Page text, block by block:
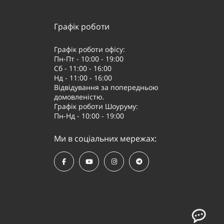
Графік роботи
Графік роботи офісу:
Пн-Пт - 10:00 - 19:00
Сб - 11:00 - 16:00
Нд - 11:00 - 16:00
Відвідування за попередньою
домовленістю.
Графік роботи Шоуруму:
Пн-Нд - 10:00 - 19:00
Ми в соціальних мережах: